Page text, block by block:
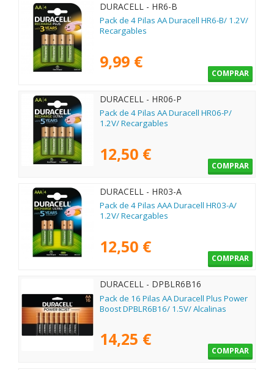
DURACELL - HR6-B
Pack de 4 Pilas AA Duracell HR6-B/ 1.2V/
Recargables
9,99 €
COMPRAR
DURACELL - HR06-P
Pack de 4 Pilas AA Duracell HR06-P/
1.2V/ Recargables
12,50 €
COMPRAR
DURACELL - HR03-A
Pack de 4 Pilas AAA Duracell HR03-A/
1.2V/ Recargables
12,50 €
COMPRAR
DURACELL - DPBLR6B16
Pack de 16 Pilas AA Duracell Plus Power
Boost DPBLR6B16/ 1.5V/ Alcalinas
14,25 €
COMPRAR